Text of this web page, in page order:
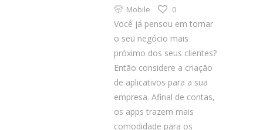
Mobile 0
Você já pensou em tornar
o seu negócio mais
próximo dos seus clientes?
Então considere a criação
de aplicativos para a sua
empresa. Afinal de contas,
os apps trazem mais
comodidade para os